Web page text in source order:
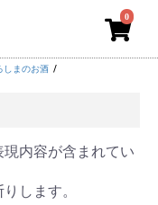
0
しまのお酒
内容が含まれてい
します。